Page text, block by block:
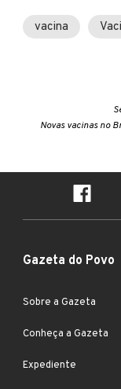
vacina
Novas vacinas no
Gazeta do Povo
Sobre a Gazeta
Conheça a Gazeta
Expediente